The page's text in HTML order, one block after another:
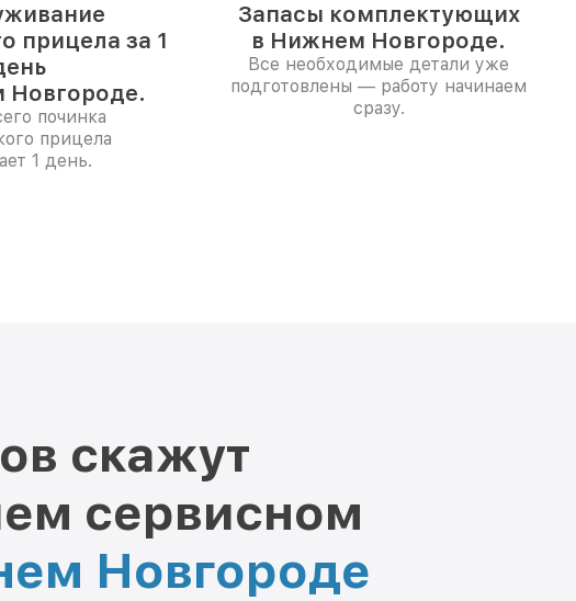
прицела за 1
Новгороде.
починка
прицела
1 день.
Запасы комплектующих
в Нижнем Новгороде.
Все необходимые детали уже
подготовлены — работу начинаем
сразу.
скажут
сервисном
Новгороде